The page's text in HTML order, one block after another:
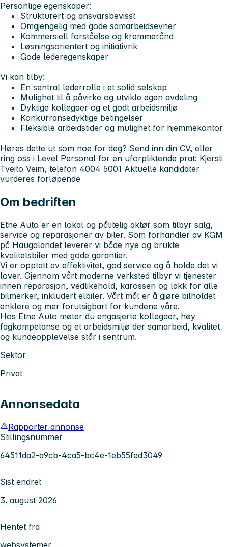
Personlige egenskaper:
Strukturert og ansvarsbevisst
Omgjengelig med gode samarbeidsevner
Kommersiell forståelse og kremmerånd
Løsningsorientert og initiativrik
Gode lederegenskaper
Vi kan tilby:
En sentral lederrolle i et solid selskap
Mulighet til å påvirke og utvikle egen avdeling
Dyktige kollegaer og et godt arbeidsmiljø
Konkurransedyktige betingelser
Fleksible arbeidstider og mulighet for hjemmekontor
Høres dette ut som noe for deg? Send inn din CV, eller
ring oss i Level Personal for en uforpliktende prat: Kjersti
Tveito Veim, telefon 4004 5001 Aktuelle kandidater
vurderes forløpende
Om bedriften
Etne Auto er en lokal og pålitelig aktør som tilbyr salg,
service og reparasjoner av biler. Som forhandler av KGM
på Haugalandet leverer vi både nye og brukte
kvalitetsbiler med gode garantier.
Vi er opptatt av effektivitet, god service og å holde det vi
lover. Gjennom vårt moderne verksted tilbyr vi tjenester
innen reparasjon, vedlikehold, karosseri og lakk for alle
bilmerker, inkludert elbiler. Vårt mål er å gjøre bilholdet
enklere og mer forutsigbart for kundene våre.
Hos Etne Auto møter du engasjerte kollegaer, høy
fagkompetanse og et arbeidsmiljø der samarbeid, kvalitet
og kundeopplevelse står i sentrum.
Sektor
Privat
Annonsedata
Rapporter annonse
Stillingsnummer
64511da2-a9cb-4ca5-bc4e-1eb55fed3049
Sist endret
3. august 2026
Hentet fra
websystemer